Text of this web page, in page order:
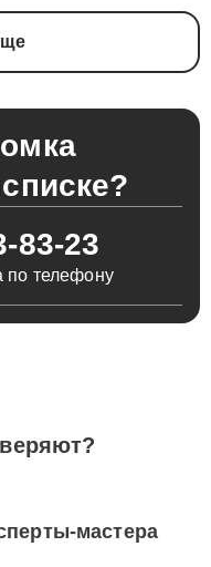
83-23
по телефону
мастера